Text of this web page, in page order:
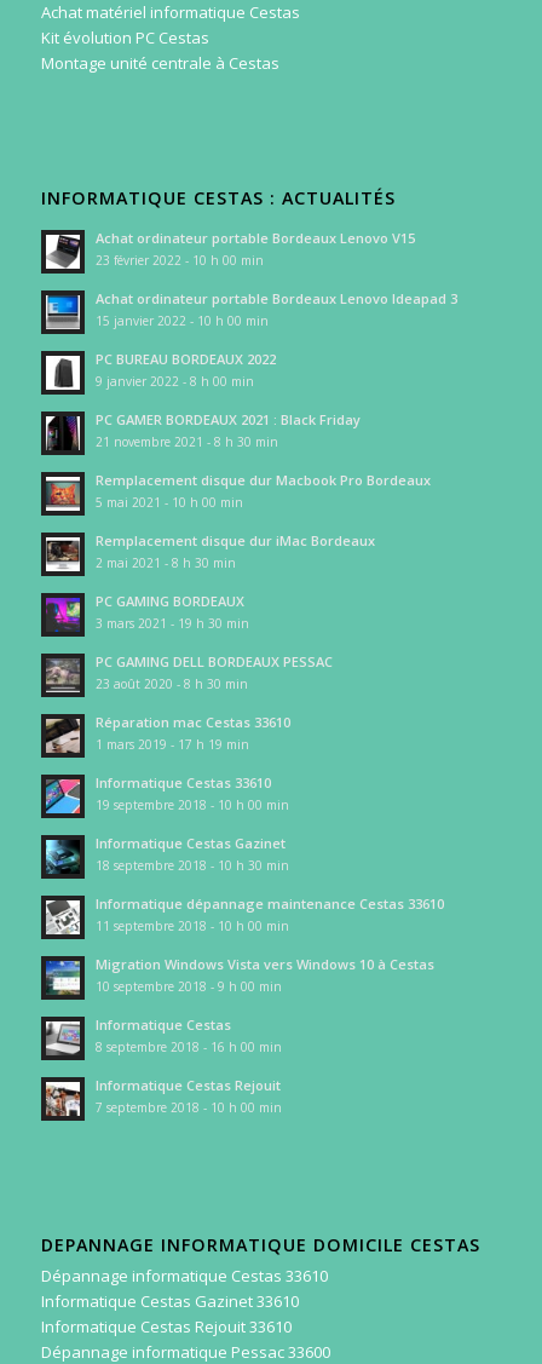
Achat matériel informatique Cestas
Kit évolution PC Cestas
Montage unité centrale à Cestas
INFORMATIQUE CESTAS : ACTUALITÉS
Achat ordinateur portable Bordeaux Lenovo V15
23 février 2022 - 10 h 00 min
Achat ordinateur portable Bordeaux Lenovo Ideapad 3
15 janvier 2022 - 10 h 00 min
PC BUREAU BORDEAUX 2022
9 janvier 2022 - 8 h 00 min
PC GAMER BORDEAUX 2021 : Black Friday
21 novembre 2021 - 8 h 30 min
Remplacement disque dur Macbook Pro Bordeaux
5 mai 2021 - 10 h 00 min
Remplacement disque dur iMac Bordeaux
2 mai 2021 - 8 h 30 min
PC GAMING BORDEAUX
3 mars 2021 - 19 h 30 min
PC GAMING DELL BORDEAUX PESSAC
23 août 2020 - 8 h 30 min
Réparation mac Cestas 33610
1 mars 2019 - 17 h 19 min
Informatique Cestas 33610
19 septembre 2018 - 10 h 00 min
Informatique Cestas Gazinet
18 septembre 2018 - 10 h 30 min
Informatique dépannage maintenance Cestas 33610
11 septembre 2018 - 10 h 00 min
Migration Windows Vista vers Windows 10 à Cestas
10 septembre 2018 - 9 h 00 min
Informatique Cestas
8 septembre 2018 - 16 h 00 min
Informatique Cestas Rejouit
7 septembre 2018 - 10 h 00 min
DEPANNAGE INFORMATIQUE DOMICILE CESTAS
Dépannage informatique Cestas 33610
Informatique Cestas Gazinet 33610
Informatique Cestas Rejouit 33610
Dépannage informatique Pessac 33600